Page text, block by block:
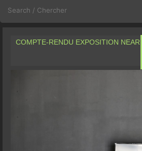
COMPTE-RENDU EXPOSITION NEAR